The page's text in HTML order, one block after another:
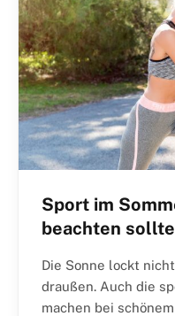
Sport im
beachten
Die Sonne lockt
draußen. Auch die
machen bei